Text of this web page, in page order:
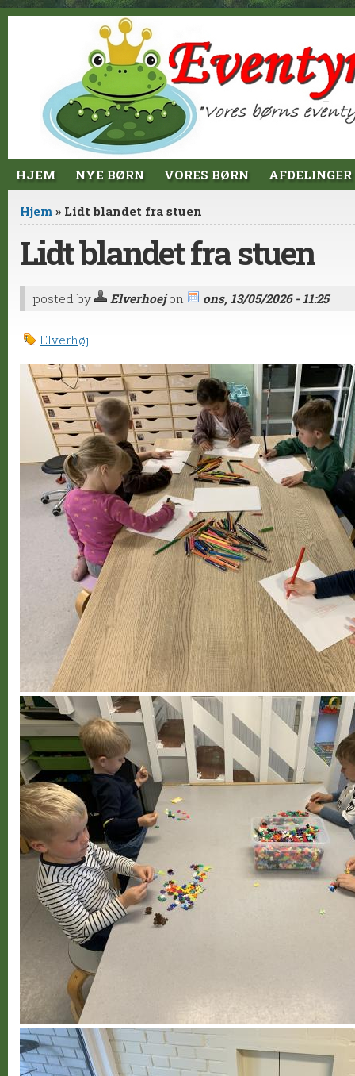
Jump to Content
HJEM NYE BØRN VORES BØRN AFDELINGER
Du er her
Hjem » Lidt blandet fra stuen
Lidt blandet fra stuen
posted by Elverhoejon ons, 13/05/2026 - 11:25
Elverhøj